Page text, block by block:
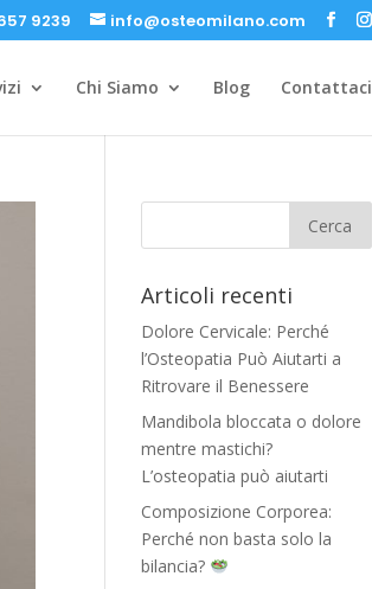
9239 info@osteomilano.com
Chi Siamo Blog Contattaci
Articoli recenti
Dolore Cervicale: Perché
l’Osteopatia Può Aiutarti a
Ritrovare il Benessere
Mandibola bloccata o dolore
mentre mastichi?
L’osteopatia può aiutarti
Composizione Corporea:
Perché non basta solo la
bilancia?